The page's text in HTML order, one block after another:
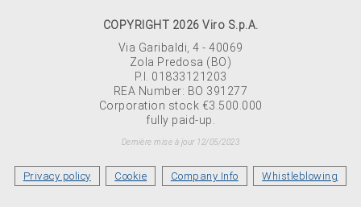
COPYRIGHT 2026 Viro S.p.A.
Via Garibaldi, 4 - 40069
Zola Predosa (BO)
P.I. 01833121203
REA Number: BO 391277
Corporation stock €3.500.000
fully paid-up.
Dernière mise à jour 12/05/2023
Privacy policy Cookie Company Info Whistleblowing